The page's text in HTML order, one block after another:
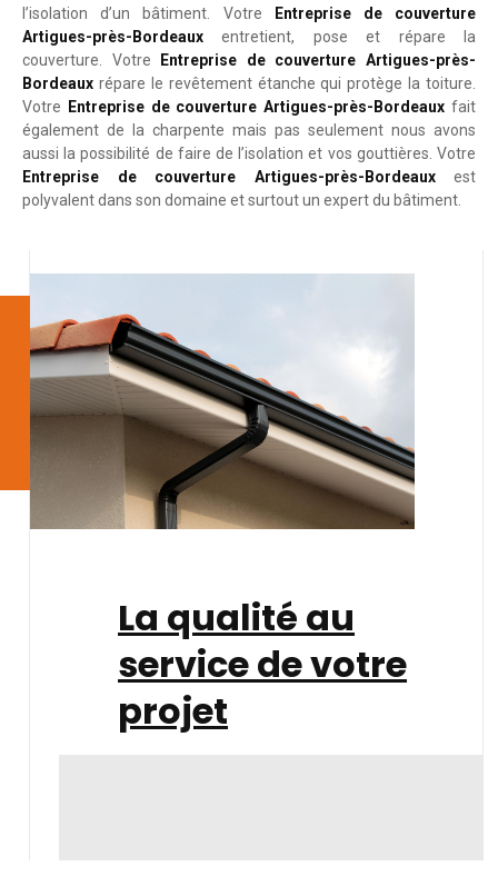
l’isolation d’un bâtiment. Votre Entreprise de couverture
Artigues-près-Bordeaux entretient, pose et répare la
couverture. Votre Entreprise de couverture Artigues-près-
Bordeaux répare le revêtement étanche qui protège la toiture.
Votre Entreprise de couverture Artigues-près-Bordeaux fait
également de la charpente mais pas seulement nous avons
aussi la possibilité de faire de l’isolation et vos gouttières. Votre
Entreprise de couverture Artigues-près-Bordeauxest
polyvalent dans son domaine et surtout un expert du bâtiment.
La qualité au
service de votre
projet